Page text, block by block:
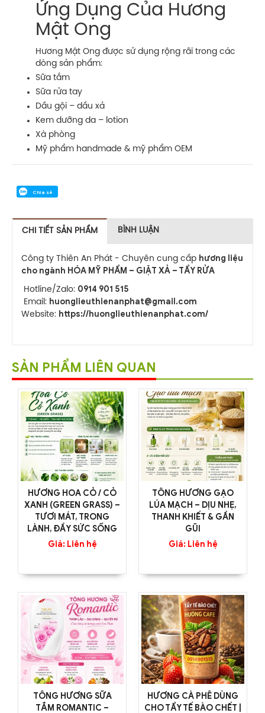
Ứng Dụng Của Hương
Mật Ong
Hương Mật Ong được sử dụng rộng rãi trong các
dòng sản phẩm:
Sữa tắm
Sữa rửa tay
Dầu gội – dầu xả
Kem dưỡng da – lotion
Xà phòng
Mỹ phẩm handmade & mỹ phẩm OEM
Chia sẻ
CHI TIẾT SẢN PHẨM BÌNH LUẬN
Công ty Thiên An Phát - Chuyên cung cấp hương liệu
cho ngành HÓA MỸ PHẨM – GIẶT XẢ – TẨY RỬA
Hotline/Zalo: 0914 901 515
Email: huonglieuthienanphat@gmail.com
Website: https://huonglieuthienanphat.com/
SẢN PHẨM LIÊN QUAN
HƯƠNG HOA CỎ / CỎ
XANH (GREEN GRASS) –
TƯƠI MÁT, TRONG
LÀNH, ĐẦY SỨC SỐNG
Giá: Liên hệ
TÔNG HƯƠNG GẠO
LÚA MẠCH – DỊU NHẸ,
THANH KHIẾT & GẦN
GŨI
Giá: Liên hệ
TÔNG HƯƠNG SỮA
TẮM ROMANTIC –
HƯƠNG CÀ PHÊ DÙNG
CHO TẨY TẾ BÀO CHẾT |